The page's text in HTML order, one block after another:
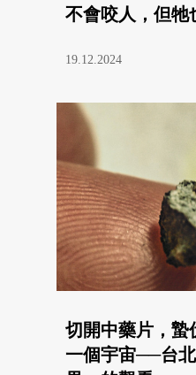
不會咬人，但牠
19.12.2024
切開中藥片，蟄
一個宇宙──台